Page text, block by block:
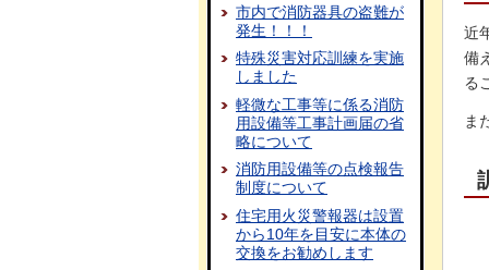
市内で消防器具の盗難が
発生！！！
特殊災害対応訓練を実施
しました
軽微な工事等に係る消防
用設備等工事計画届の省
略について
消防用設備等の点検報告
制度について
住宅用火災警報器は設置
から10年を目安に本体の
交換をお勧めします
近
備
る
ま